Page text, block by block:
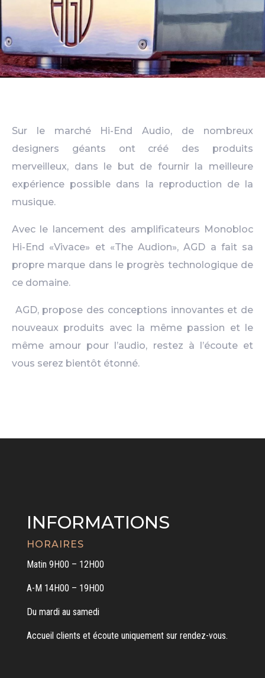
Sur le marché Hi-End Audio, de nombreux
designers géants ont créé des produits
merveilleux, dans le but de fournir la meilleure
expérience possible dans la reproduction de la
musique.
Avec le lancement des amplificateurs Monobloc
Hi-End «Vivace» et «The Audion», AGD a fait sa
propre marque dans le progrès technologique de
ce domaine.
AGD, propose des conceptions innovantes et de
nouveaux produits avec la même passion et le
même amour pour l’audio, restez à l’écoute et
vous serez bientôt étonné.
INFORMATIONS
HORAIRES
Matin 9H00 – 12H00
A-M 14H00 – 19H00
Du mardi au samedi
Accueil clients et écoute uniquement sur rendez-vous.